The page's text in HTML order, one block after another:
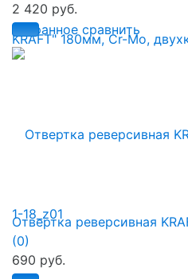
избранное сравнить
2 420 руб.
Отвертка реверсивная
(0)
690 руб.